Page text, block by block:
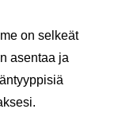
on selkeät
asentaa ja